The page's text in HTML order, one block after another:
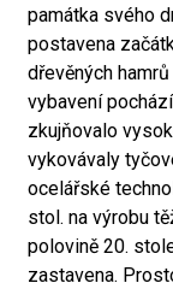
památka svého
postavena
dřevěných
vybavení
zkujňovalo
vykovávaly
ocelářské
stol. na výrobu
polovině 20.
zastavena.